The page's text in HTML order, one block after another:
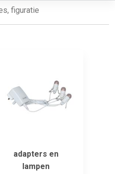
figuratie
adapters en
lampen